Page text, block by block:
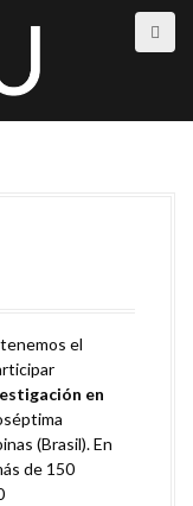
el
en
(Brasil). En
de 150